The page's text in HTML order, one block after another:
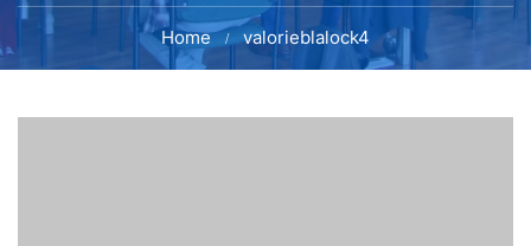
Home valorieblalock4